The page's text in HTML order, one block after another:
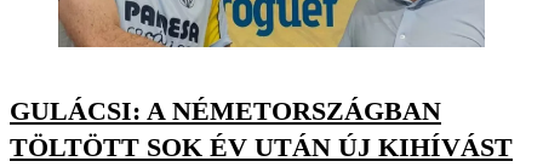
GULÁCSI: A NÉMETORSZÁGBAN
TÖLTÖTT SOK ÉV UTÁN ÚJ KIHÍVÁST